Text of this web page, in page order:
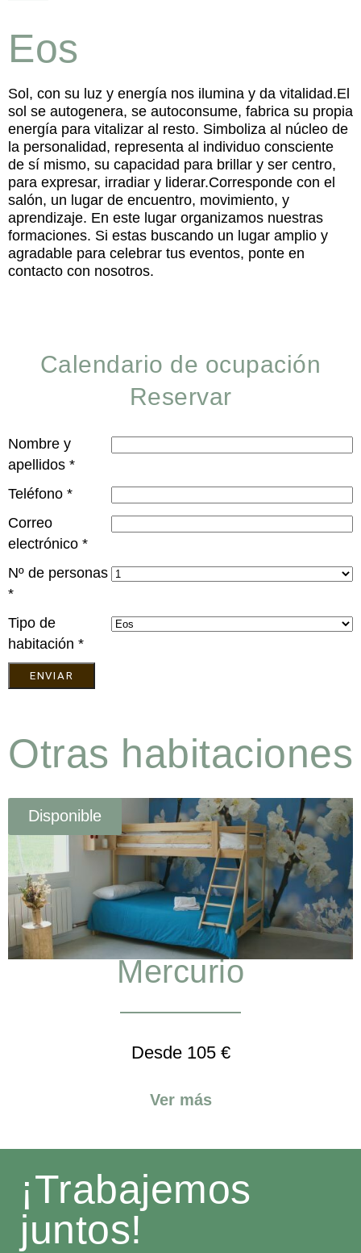
Eos
Sol, con su luz y energía nos ilumina y da vitalidad.El
sol se autogenera, se autoconsume, fabrica su propia
energía para vitalizar al resto. Simboliza al núcleo de
la personalidad, representa al individuo consciente
de sí mismo, su capacidad para brillar y ser centro,
para expresar, irradiar y liderar.Corresponde con el
salón, un lugar de encuentro, movimiento, y
aprendizaje. En este lugar organizamos nuestras
formaciones. Si estas buscando un lugar amplio y
agradable para celebrar tus eventos, ponte en
contacto con nosotros.
Calendario de ocupación
Reservar
Nombre y
apellidos *
Teléfono *
Correo
electrónico *
Nº de personas
*
Tipo de
habitación *
ENVIAR
Otras habitaciones
Disponible
Mercurio
Desde 105 €
Ver más
¡Trabajemos
juntos!